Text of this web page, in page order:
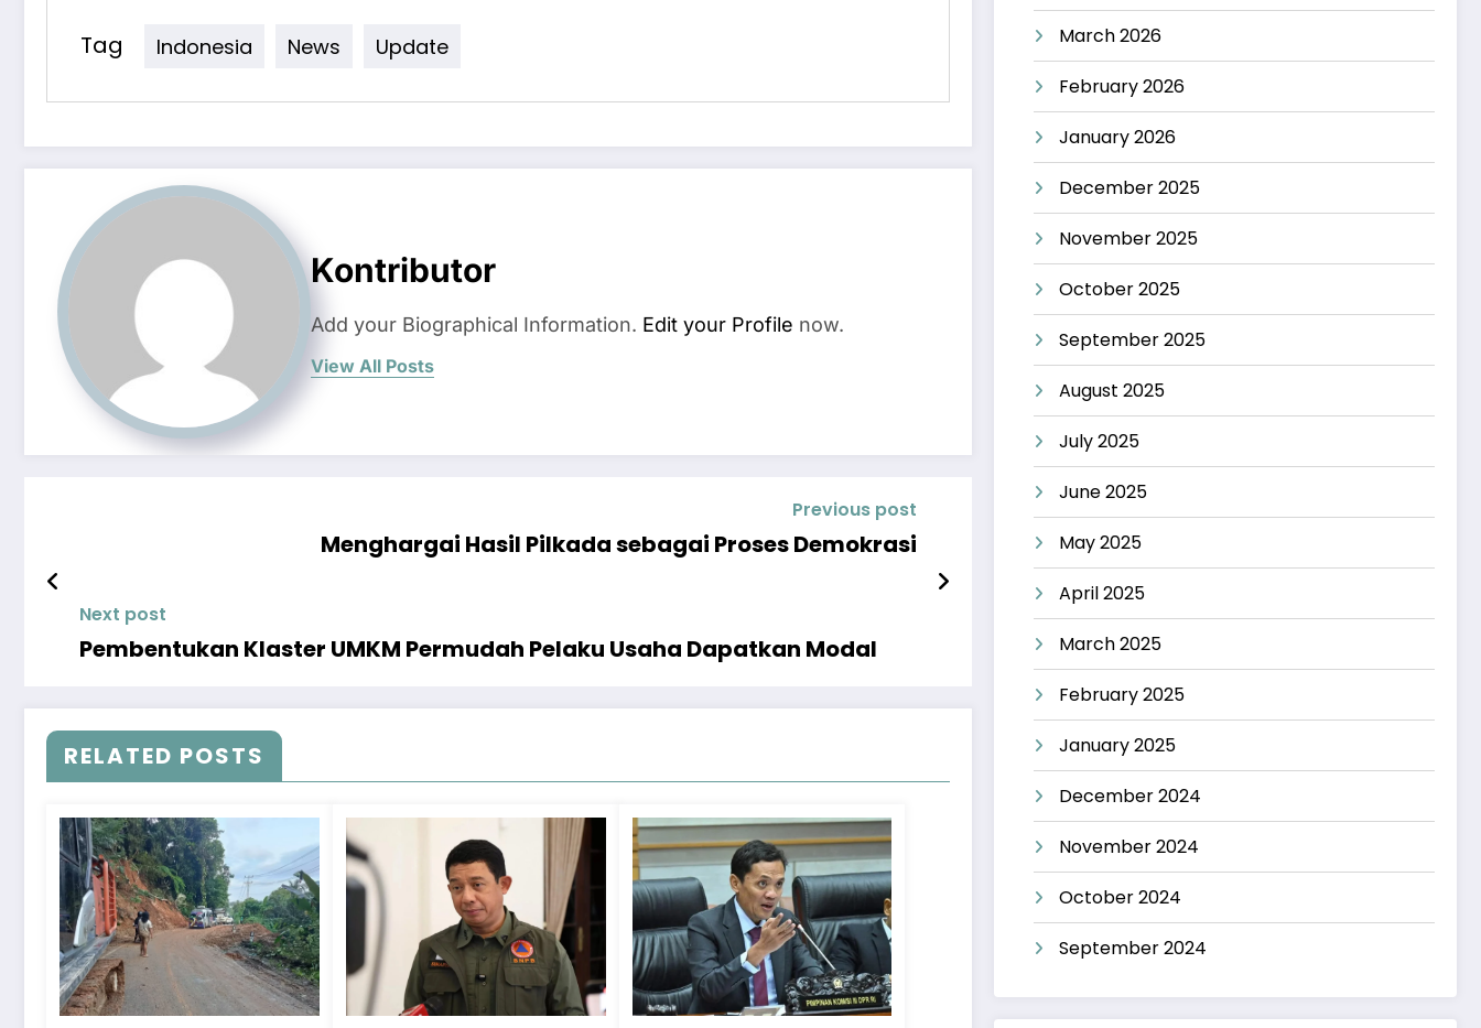
Tag Indonesia News Update
Kontributor
Add your Biographical Information. Edit your Profile now.
View All Posts
Previous post
Menghargai Hasil Pilkada sebagai Proses Demokrasi
Next post
Pembentukan Klaster UMKM Permudah Pelaku Usaha Dapatkan Modal
RELATED POSTS
March 2026
February 2026
January 2026
December 2025
November 2025
October 2025
September 2025
August 2025
July 2025
June 2025
May 2025
April 2025
March 2025
February 2025
January 2025
December 2024
November 2024
October 2024
September 2024